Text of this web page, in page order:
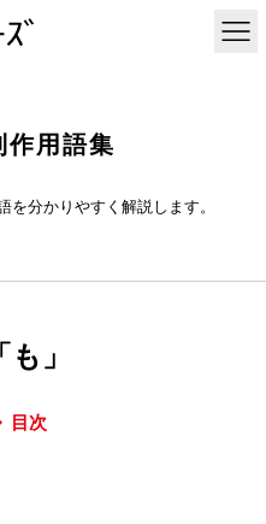
作用語集
を分かりやすく解説します。
「も」
目次